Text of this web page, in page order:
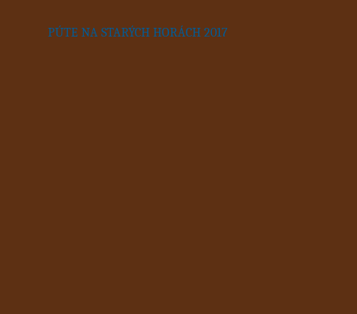
PÚTE NA STARÝCH HORÁCH 2017